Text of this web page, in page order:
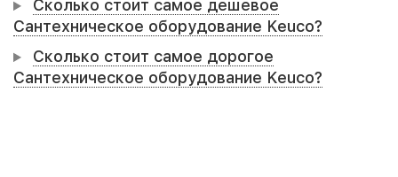
Сколько стоит самое дешевое
Сантехническое оборудование Keuco?
Сколько стоит самое дорогое
Сантехническое оборудование Keuco?